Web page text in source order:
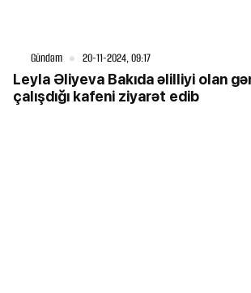
Gündəm 20-11-2024, 09:17
Leyla Əliyeva Bakıda əlilliyi olan
çalışdığı kafeni ziyarət edib